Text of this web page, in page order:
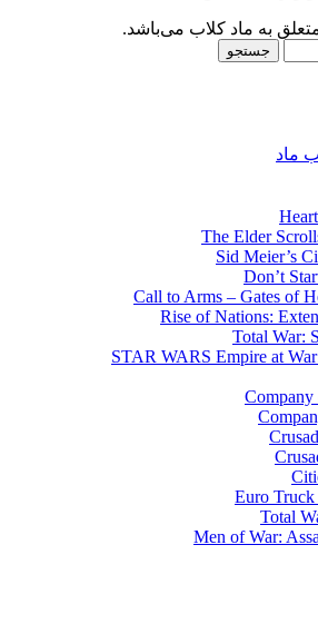
به ماد کلاب می‌باشد.
جستجو
ماد
The Elder
Sid Meier’s
Don’t
Call to Arms – Gates of
Rise of Nations:
Total War:
STAR WARS Empire at
Company
Euro Truck
Total
Men of War: